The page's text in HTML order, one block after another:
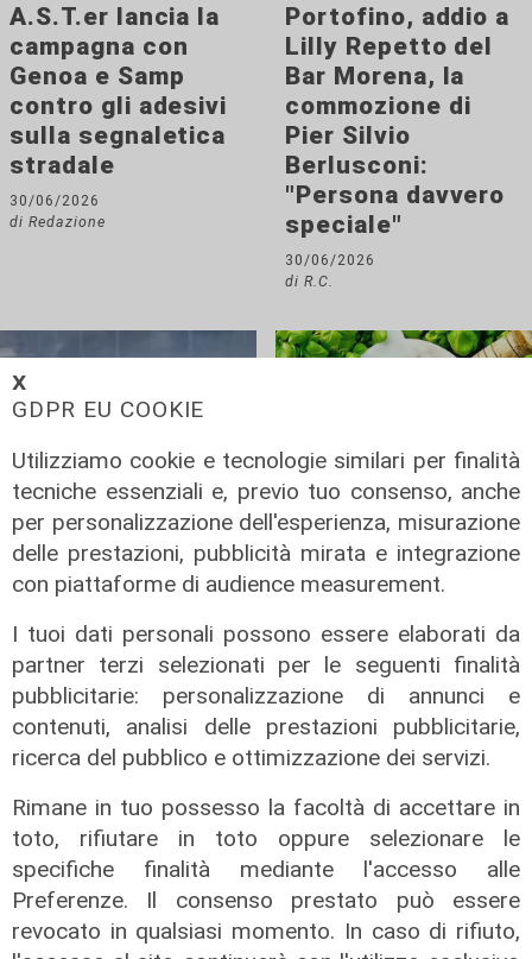
𝗫
GDPR EU COOKIE
Utilizziamo cookie e tecnologie similari per finalità
tecniche essenziali e, previo tuo consenso, anche
per personalizzazione dell'esperienza, misurazione
delle prestazioni, pubblicità mirata e integrazione
con piattaforme di audience measurement.
I tuoi dati personali possono essere elaborati da
partner terzi selezionati per le seguenti finalità
pubblicitarie: personalizzazione di annunci e
contenuti, analisi delle prestazioni pubblicitarie,
ricerca del pubblico e ottimizzazione dei servizi.
Rimane in tuo possesso la facoltà di accettare in
toto, rifiutare in toto oppure selezionare le
specifiche finalità mediante l'accesso alle
Preferenze. Il consenso prestato può essere
revocato in qualsiasi momento. In caso di rifiuto,
A.S.T.er lancia la
campagna con
Genoa e Samp
contro gli adesivi
sulla segnaletica
stradale
30/06/2026
di Redazione
Portofino, addio a
Lilly Repetto del
Bar Morena, la
commozione di
Pier Silvio
Berlusconi:
"Persona davvero
speciale"
30/06/2026
di R.C.
Inchiesta
Indagine sugli
"Ultras Italia":
perquisizione
anche a Genova,
sette indagati in
tutta Italia
30/06/2026
Il riconoscimento
Gambero Rosso: il
miglior pesto è
dell'azienda
agricola Calcagno
di Celle Ligure
30/06/2026
di c.b.